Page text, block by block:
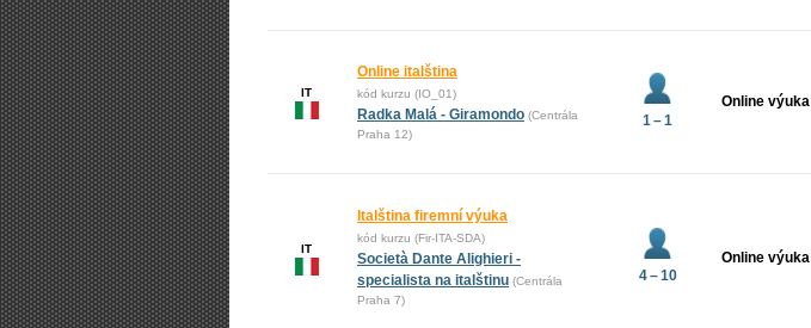
IT
Online italština
kód kurzu (IO_01)
Radka Malá - Giramondo (Centrála
Praha 12)
1 – 1
Online výuka
IT
Italština firemní výuka
kód kurzu (Fir-ITA-SDA)
Società Dante Alighieri -
specialista na italštinu (Centrála
Praha 7)
4 – 10
Online výuka